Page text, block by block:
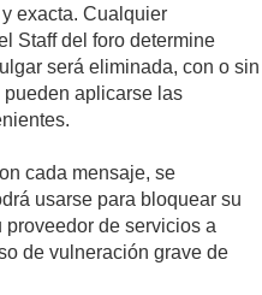
exacta. Cualquier
Staff del foro determine
será eliminada, con o sin
aplicarse las
cada mensaje, se
usarse para bloquear su
de servicios a
de vulneración grave de